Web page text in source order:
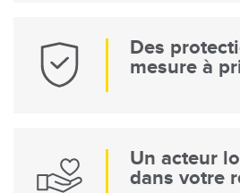
Des
mesure à
Un acteur
dans votre